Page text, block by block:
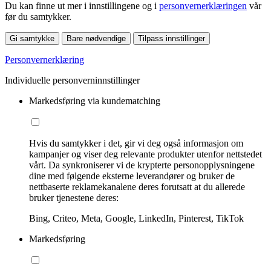
Du kan finne ut mer i innstillingene og i personvernerklæringen vår
før du samtykker.
Gi samtykke Bare nødvendige Tilpass innstillinger
Personvernerklæring
Individuelle personverninnstillinger
Markedsføring via kundematching
Hvis du samtykker i det, gir vi deg også informasjon om
kampanjer og viser deg relevante produkter utenfor nettstedet
vårt. Da synkroniserer vi de krypterte personopplysningene
dine med følgende eksterne leverandører og bruker de
nettbaserte reklamekanalene deres forutsatt at du allerede
bruker tjenestene deres:
Bing, Criteo, Meta, Google, LinkedIn, Pinterest, TikTok
Markedsføring